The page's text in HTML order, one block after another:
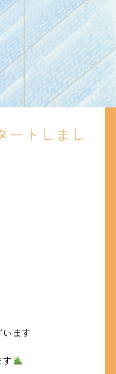
ートしまし
ます